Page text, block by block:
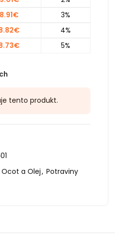
8.91€
3%
€
4%
€ 5%
tento produkt.
Ocot a Olej, Potraviny